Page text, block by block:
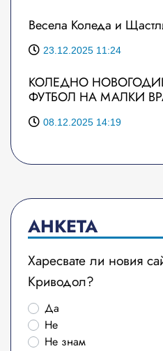
Весела Коледа и
23.12.2025 11:24
КОЛЕДНО
ФУТБОЛ НА МАЛКИ
08.12.2025 14:19
АНКЕТА
Харесвате ли новия
Криводол?
Да
Не
Не знам